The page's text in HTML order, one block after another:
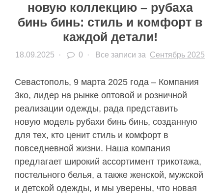
новую коллекцию – рубаха
бинь бинь: стиль и комфорт в
каждой детали!
18.09.2025 · 0 · Все записи за Сентябрь 2025
Севастополь, 9 марта 2025 года – Компания
3ко, лидер на рынке оптовой и розничной
реализации одежды, рада представить
новую модель рубахи бинь бинь, созданную
для тех, кто ценит стиль и комфорт в
повседневной жизни. Наша компания
предлагает широкий ассортимент трикотажа,
постельного белья, а также женской, мужской
и детской одежды, и мы уверены, что новая